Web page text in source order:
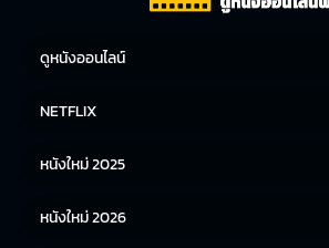
ดูหนังออนไลน์
หนังญี่ปุ่น
NETFLIX
หนังใหม่ 2025
หนังใหม่ 2026